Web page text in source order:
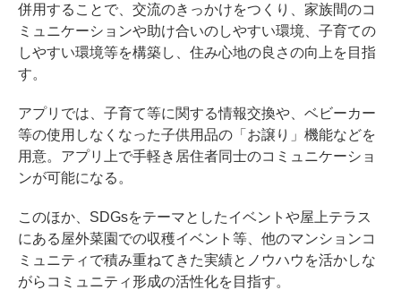
併用することで、交流のきっかけをつくり、家族間のコ
ミュニケーションや助け合いのしやすい環境、子育ての
しやすい環境等を構築し、住み心地の良さの向上を目指
す。
アプリでは、子育て等に関する情報交換や、ベビーカー
等の使用しなくなった子供用品の「お譲り」機能などを
用意。アプリ上で手軽き居住者同士のコミュニケーショ
ンが可能になる。
このほか、SDGsをテーマとしたイベントや屋上テラス
にある屋外菜園での収穫イベント等、他のマンションコ
ミュニティで積み重ねてきた実績とノウハウを活かしな
がらコミュニティ形成の活性化を目指す。